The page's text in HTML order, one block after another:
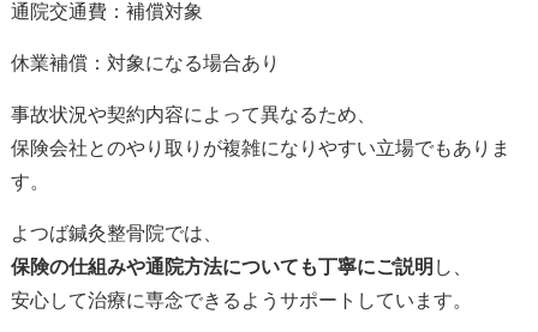
通院交通費：補償対象
休業補償：対象になる場合あり
事故状況や契約内容によって異なるため、
保険会社とのやり取りが複雑になりやすい立場でもありま
す。
よつば鍼灸整骨院では、
保険の仕組みや通院方法についても丁寧にご説明 し、
安心して治療に専念できるようサポートしています。